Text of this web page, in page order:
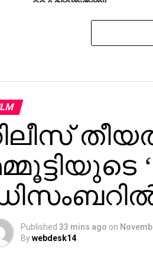
Published 33 mins ago on
Bywebdesk14